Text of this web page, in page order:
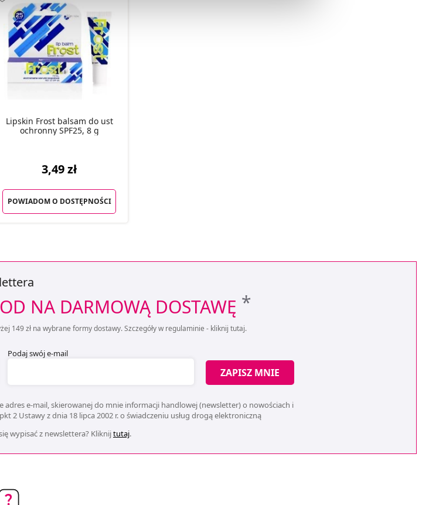
Lipskin Frost balsam do ust
ochronny SPF25, 8 g
3,49 zł
POWIADOM O DOSTĘPNOŚCI
NA DARMOWĄ DOSTAWĘ *
149 zł na wybrane formy dostawy. Szczegóły w regulaminie - kliknij tutaj.
Podaj swój e-mail
ZAPISZ MNIE
adres e-mail, skierowanej do mnie informacji handlowej (newsletter) o nowościach i
2 Ustawy z dnia 18 lipca 2002 r. o świadczeniu usług drogą elektroniczną
wypisać z newslettera? Kliknijtutaj.